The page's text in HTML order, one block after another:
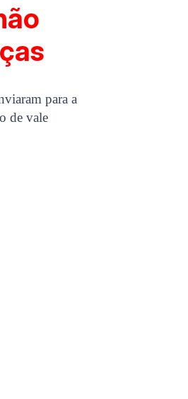
para a
de vale